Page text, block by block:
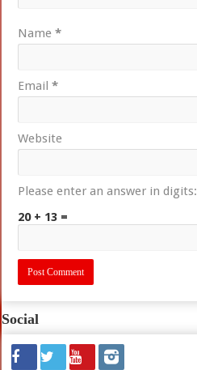
Name*
Email*
Website
Please enter an answer in digits:
20 + 13 =
Social